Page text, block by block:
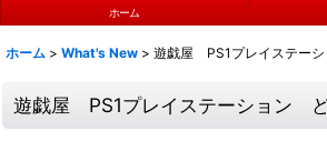
ホーム
ホーム > What's New > 遊戯屋 PS1プレイステー
遊戯屋 PS1プレイステーション